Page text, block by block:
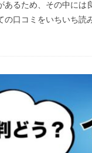
あるため、その中には
の口コミをいちいち読